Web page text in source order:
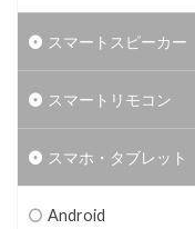
スマートスピーカー
スマートリモコン
スマホ・タブレット
Android